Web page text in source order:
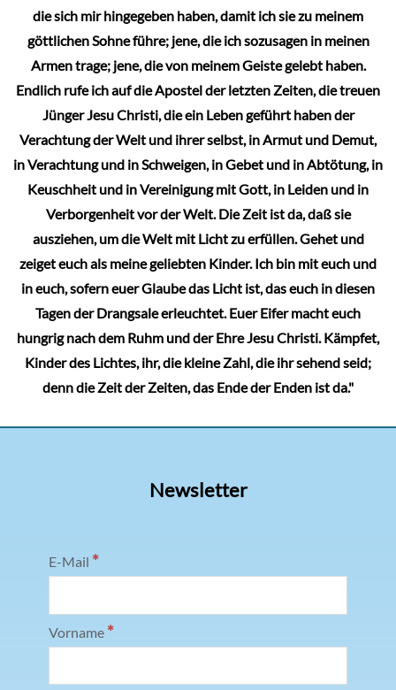
die sich mir hingegeben haben, damit ich sie zu meinem
göttlichen Sohne führe; jene, die ich sozusagen in meinen
Armen trage; jene, die von meinem Geiste gelebt haben.
Endlich rufe ich auf die Apostel der letzten Zeiten, die treuen
Jünger Jesu Christi, die ein Leben geführt haben der
Verachtung der Welt und ihrer selbst, in Armut und Demut,
in Verachtung und in Schweigen, in Gebet und in Abtötung, in
Keuschheit und in Vereinigung mit Gott, in Leiden und in
Verborgenheit vor der Welt. Die Zeit ist da, daß sie
ausziehen, um die Welt mit Licht zu erfüllen. Gehet und
zeiget euch als meine geliebten Kinder. Ich bin mit euch und
in euch, sofern euer Glaube das Licht ist, das euch in diesen
Tagen der Drangsale erleuchtet. Euer Eifer macht euch
hungrig nach dem Ruhm und der Ehre Jesu Christi. Kämpfet,
Kinder des Lichtes, ihr, die kleine Zahl, die ihr sehend seid;
denn die Zeit der Zeiten, das Ende der Enden ist da."
Newsletter
E-Mail *
Vorname *